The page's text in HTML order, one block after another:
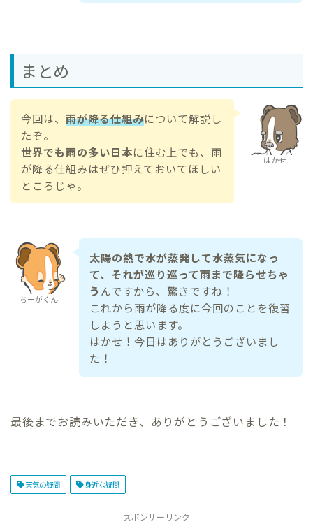
まとめ
はかせ
今回は、 雨が降る仕組みについて解説し
たぞ。
世界でも雨の多い日本に住む上でも、雨
が降る仕組みはぜひ押えておいてほしい
ところじゃ。
ちーがくん
太陽の熱で水が蒸発して水蒸気になっ
て、それが巡り巡って雨まで降らせちゃ
う んですから、驚きですね！
これから雨が降る度に今回のことを復習
しようと思います。
はかせ！今日はありがとうございまし
た！
最後までお読みいただき、ありがとうございました！
天気の疑問 身近な疑問
スポンサーリンク